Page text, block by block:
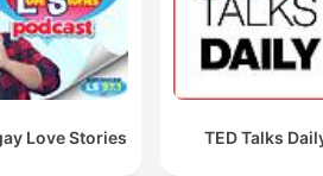
Love Stories TED Talks